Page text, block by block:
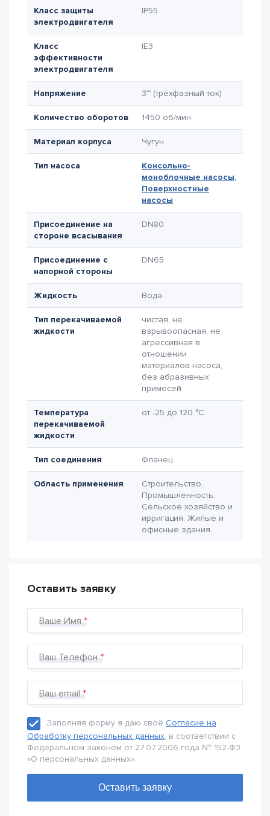
Класс защиты
электродвигателя
IP55
Класс
эффективности
электродвигателя
IE3
Напряжение 3~ (трёхфазный ток)
Количество оборотов 1450 об/мин
Материал корпуса Чугун
Тип насоса
Консольно-
моноблочные насосы,
Поверхностные
насосы
Присоединение на
стороне всасывания
DN80
Присоединение с
напорной стороны
DN65
Жидкость Вода
Тип перекачиваемой
жидкости
чистая, не
взрывоопасная, не
агрессивная в
отношении
материалов насоса,
без абразивных
примесей
Температура
перекачиваемой
жидкости
от -25 до 120 °C
Тип соединения Фланец
Область применения
Строительство,
Промышленность,
Сельское хозяйство и
ирригация, Жилые и
офисные здания
Оставить заявку
Ваше Имя
Ваш Телефон
Ваш email
Заполняя форму я даю своё Согласие на
Обработку персональных данных, в соответствии с
Федеральном законом от 27.07.2006 года № 152-Ф3
«О персональных данных».